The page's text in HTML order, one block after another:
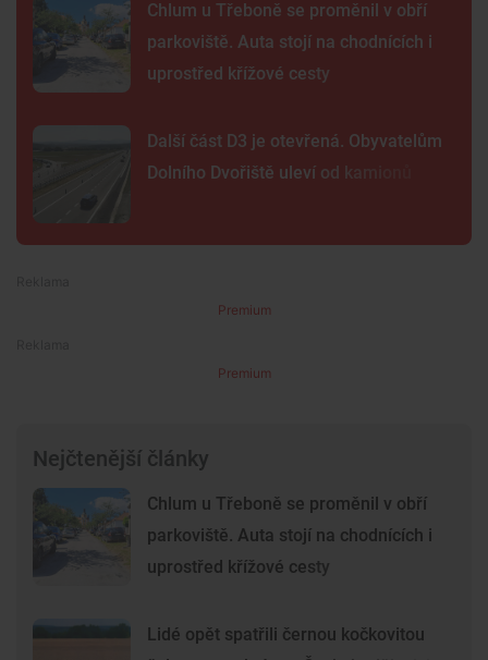
Chlum u Třeboně se proměnil v obří
parkoviště. Auta stojí na chodnících i
uprostřed křížové cesty
Další část D3 je otevřená. Obyvatelům
Dolního Dvořiště uleví od kamionů
Premium
Premium
Nejčtenější články
Chlum u Třeboně se proměnil v obří
parkoviště. Auta stojí na chodnících i
uprostřed křížové cesty
Lidé opět spatřili černou kočkovitou